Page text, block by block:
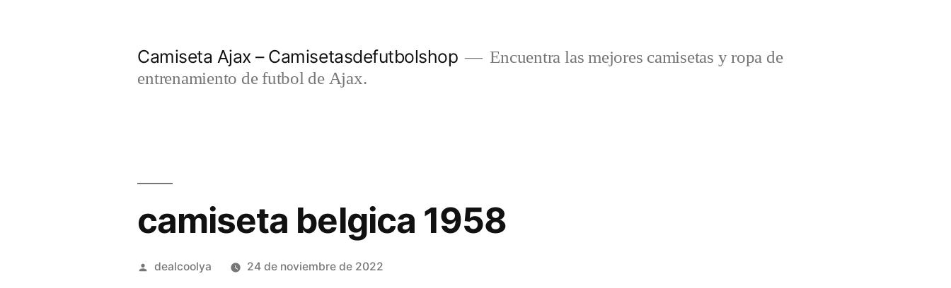
Camiseta Ajax – Camisetasdefutbolshop
Encuentra las mejores camisetas y ropa de
entrenamiento de futbol de Ajax.
camiseta belgica 1958
Publicado
dealcoolya 24 de noviembre de 2022